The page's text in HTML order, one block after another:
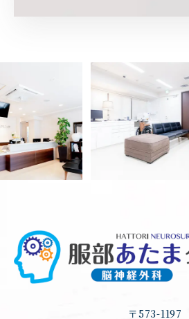
Previous
〒573-1197